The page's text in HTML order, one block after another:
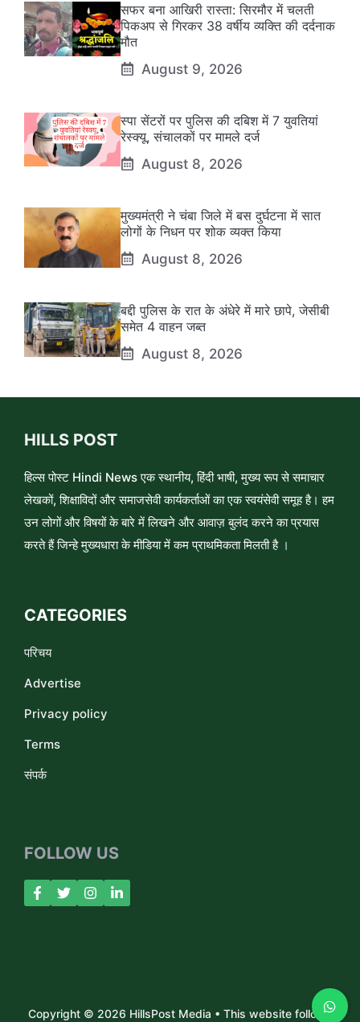
सफर बना आखिरी रास्ता: सिरमौर में चलती
पिकअप से गिरकर 38 वर्षीय व्यक्ति की दर्दनाक
मौत
August 9, 2026
स्पा सेंटरों पर पुलिस की दबिश में 7 युवतियां
रेस्क्यू, संचालकों पर मामले दर्ज
August 8, 2026
मुख्यमंत्री ने चंबा जिले में बस दुर्घटना में सात
लोगों के निधन पर शोक व्यक्त किया
August 8, 2026
बद्दी पुलिस के रात के अंधेरे में मारे छापे, जेसीबी
समेत 4 वाहन जब्त
August 8, 2026
HILLS POST
हिल्स पोस्ट Hindi News एक स्थानीय, हिंदी भाषी, मुख्य रूप से समाचार
लेखकों, शिक्षाविदों और समाजसेवी कार्यकर्ताओं का एक स्वयंसेवी समूह है। हम
उन लोगों और विषयों के बारे में लिखने और आवाज़ बुलंद करने का प्रयास
करते हैं जिन्हे मुख्यधारा के मीडिया में कम प्राथमिकता मिलती है ।
CATEGORIES
परिचय
Advertise
Privacy policy
Terms
संपर्क
FOLLOW US
Copyright © 2026 HillsPost Media • This website follows